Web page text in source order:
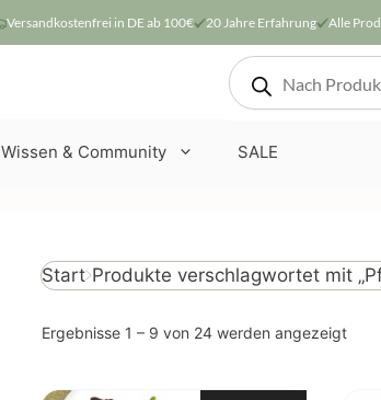
Versandkostenfrei in DE ab 100€ 20 Jahre Erfahrung Alle
Products
search
Wissen & Community SALE
Start Produkte verschlagwortet mit
Ergebnisse 1 – 9 von 24 werden angezeigtNach